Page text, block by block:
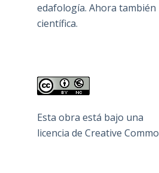
edafología. Ahora también
científica.
Esta obra está bajo una
licencia de Creative